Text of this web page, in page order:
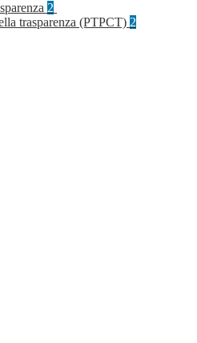
2
trasparenza (PTPCT) 2